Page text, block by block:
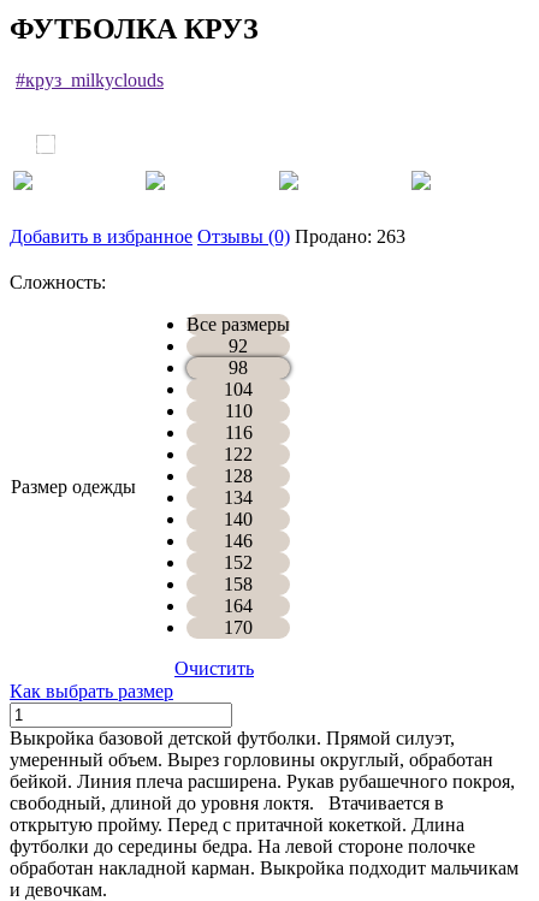
ФУТБОЛКА КРУЗ
#круз_milkyclouds
Добавить в избранное Отзывы (0) Продано: 263
Сложность:
Размер одежды
Все размеры
92
98
104
110
116
122
128
134
140
146
152
158
164
170
Очистить
Как выбрать размер
Количество
ФУТБОЛКА
КРУЗ
Выкройка базовой детской футболки. Прямой силуэт,
умеренный объем. Вырез горловины округлый, обработан
бейкой. Линия плеча расширена. Рукав рубашечного покроя,
свободный, длиной до уровня локтя.
Втачивается в
открытую пройму. Перед с притачной кокеткой. Длина
футболки до середины бедра. На левой стороне полочке
обработан накладной карман. Выкройка подходит мальчикам
и девочкам.